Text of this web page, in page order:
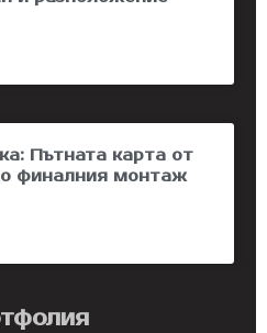
Пътната карта от
финалния монтаж